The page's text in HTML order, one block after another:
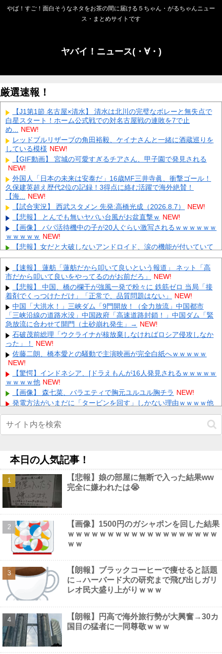
やば！すご！面白そうなネタをお茶の間に届ける５ちゃん・がるちゃんニュー
ス・まとめサイトです
ヤバイ！ニュース(・∀・)
厳選速報！
【J1第1節 名古屋×清水】 清水は北川の完璧なボレーと無失点で
白星スタート！ホーム公式戦での対名古屋戦の連敗を7で止
め... NEW!
レッドブルリザーブの角田裕毅、ケイナさんと一緒に酒蔵巡りを
している模様 NEW!
【GIF動画】 宮城の可愛すぎるチアさん、甲子園で発見される
NEW!
外国人「日本の未来は安泰だ」16歳MF三井寺眞、衝撃ゴール！
久保建英超え歴代2位の記録！3得点に絡む活躍で海外絶賛！
【海... NEW!
【試合実況】 西武スタメン 先発:高橋光成（2026.8.7）
NEW!
【悲報】 とんでも無いヤバい台風がお盆直撃ｗ NEW!
【画像】 パパ活待機中の子が20人ぐらい激写されるｗｗｗｗｗｗ
ｗｗｗｗｗ NEW!
【悲報】女だと大破しないアンドロイド、涙の機能が付いていて
感情を理解しちゃう模様wwwwwww 他 NEW!
昔の自分と比べて落ち込む 他
NEW!
【ホロライブ】メイドインアビスまじか、カリオペすげえな 他
NEW!
【衝撃】2026年新オリキャラ29体一覧公開！限定17体でガチャ
の質が 他 NEW!
【2軍】DeNA 11－7 ソフトバンク、先発金渕5回2失点、加藤響4
連続安打！井上朋が猛打賞4号HR！8～9回橋本2失...
元温泉ピンクコンパニオンだけど、質問ある？ NEW!
【衝撃】 ワイ、保険金2億円と遺産6000万円を相続したら「こ
う」なった・・・ NEW!
ワイジ毎日2kgの野菜と500gくらいの肉食べたらこうなるｗｗｗ
NEW!
Powered by livedoor 相互RSS
【速報】 蓮舫「蓮舫だから叩いて良いという報道」 ネット「高
市だから叩いて良いをやってるのがお前だろ」
NEW!
【悲報】 中国、橋の欄干が強風一発で粉々に 鉄筋ゼロ 当局「接
着剤でくっつけただけ」「正常で、品質問題はない」
NEW!
中国「大洪水！」三峡ダム「9門開放！（全力放流」中国都市
「三峡沿線の道路水没」中国政府「高速道路封鎖！」中国ダム「緊
急放流に合わせて開門（土砂崩れ発生」→ NEW!
石破茂前総理「ウクライナが核放棄しなければロシア侵攻しなか
った」！
NEW!
佐藤二朗、橋本愛との騒動で主演映画が完全白紙へｗｗｗｗｗ
NEW!
【驚愕】インドネシア、[ドラえもんが16人発見されるｗｗｗｗｗ
ｗｗｗｗ他 NEW!
【画像】 森七菜、バラエティで胸元ユルユル胸チラ NEW!
発電方法がいまだに「タービンを回す」しかない理由ｗｗｗｗ他
【画像】 素人美女さん、エ○チなビデオに出演した結果ｗｗｗｗ
【動画】 金髪JKのプリケツ、レベチｗｗｗ
【NEEDY GIRL OVERDOSE】グッスマ「超絶最かわてんしちゃ
ん Anniversary Party Ver.」フィギュア【明日発売！】他 NEW!
【悲報】スマホゲーム業界、サ終が相次ぎガチで危機的な状況
に…その理由がこちら他
【画像】 TWICE・モモ(30)、またしてもエチエチボデーを披露ｗ
ｗｗｗｗｗｗｗｗｗ
NEW!
友廣南実アナ 海に落ちてパンツが透けてしまうハプニング！！
【GIF動画あり】
NEW!
Powered by livedoor 相互RSS
本日の人気記事！
【悲報】娘の部屋に無断で入った結果ww
完全に嫌われたは😭
【画像】1500円のガシャポンを回した結果
ｗｗｗｗｗｗｗｗｗｗｗｗｗｗｗｗｗｗｗ
ｗｗ
【朗報】ブラックコーヒーで痩せると話題
に→ハーバード大の研究まで飛び出しガリ
レオ民大盛り上がりｗｗｗ
【朗報】円高で海外旅行勢が大興奮→30カ
国目の猛者に一同尊敬ｗｗｗ